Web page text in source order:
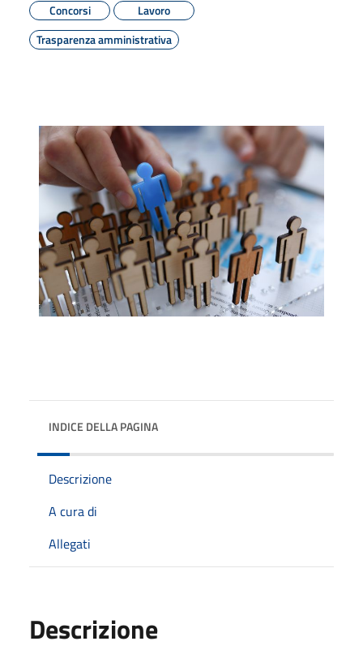
Concorsi
Lavoro
Trasparenza amministrativa
INDICE DELLA PAGINA
Descrizione
A cura di
Allegati
Descrizione